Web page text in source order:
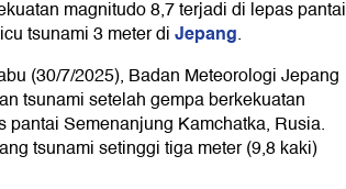
magnitudo 8,7 terjadi di lepas pantai
tsunami 3 meter diJepang.
(30/7/2025), Badan Meteorologi Jepang
tsunami setelah gempa berkekuatan
pantai Semenanjung Kamchatka, Rusia.
tsunami setinggi tiga meter (9,8 kaki)